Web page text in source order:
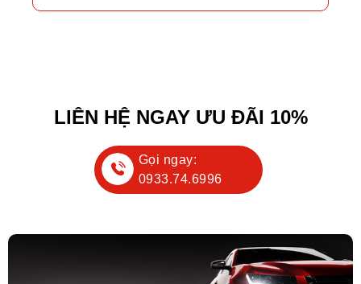
LIÊN HỆ NGAY ƯU ĐÃI 10%
Gọi ngay:
0933.74.6996